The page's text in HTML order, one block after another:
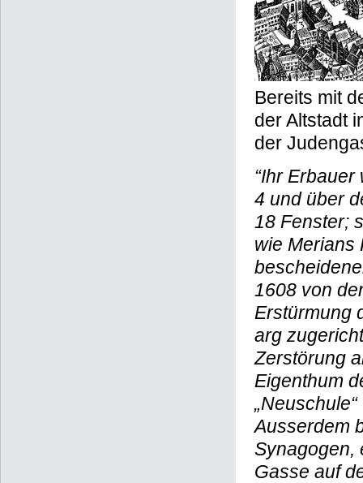
Bereits mit
der Altstadt
der
“Ihr
4 und über
18 Fenster;
wie Merians
1608 von
Erstürmung
arg
Zerstörung
Eigenthum
Ausserdem
Synagogen,
Gasse auf